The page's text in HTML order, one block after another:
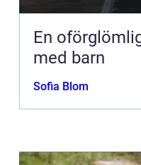
En
med barn
Sofia Blom